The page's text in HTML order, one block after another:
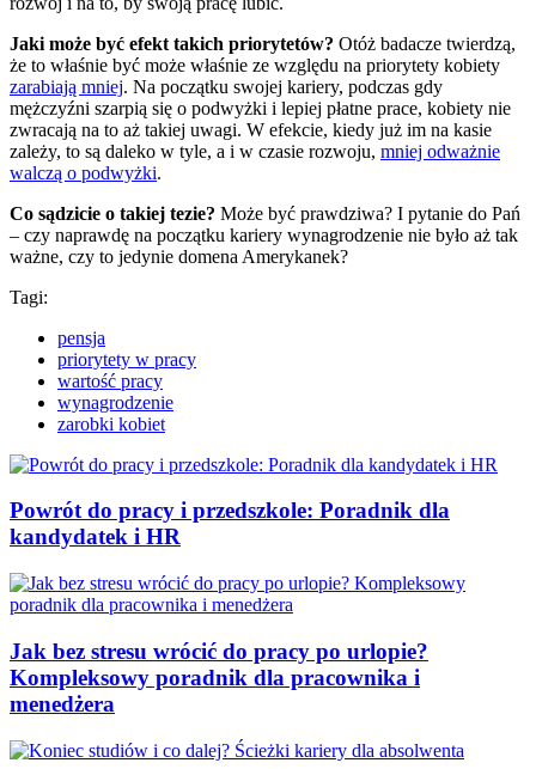
Jaki może być efekt takich priorytetów? Otóż badacze twierdzą,
że to właśnie być może właśnie ze względu na priorytety kobiety
zarabiają mniej. Na początku swojej kariery, podczas gdy
mężczyźni szarpią się o podwyżki i lepiej płatne prace, kobiety nie
zwracają na to aż takiej uwagi. W efekcie, kiedy już im na kasie
zależy, to są daleko w tyle, a i w czasie rozwoju, mniej odważnie
walczą o podwyżki.
Co sądzicie o takiej tezie? Może być prawdziwa? I pytanie do Pań
– czy naprawdę na początku kariery wynagrodzenie nie było aż tak
ważne, czy to jedynie domena Amerykanek?
Tagi:
pensja
priorytety w pracy
wartość pracy
wynagrodzenie
zarobki kobiet
Powrót do pracy i przedszkole: Poradnik dla
kandydatek i HR
Jak bez stresu wrócić do pracy po urlopie?
Kompleksowy poradnik dla pracownika i
menedżera